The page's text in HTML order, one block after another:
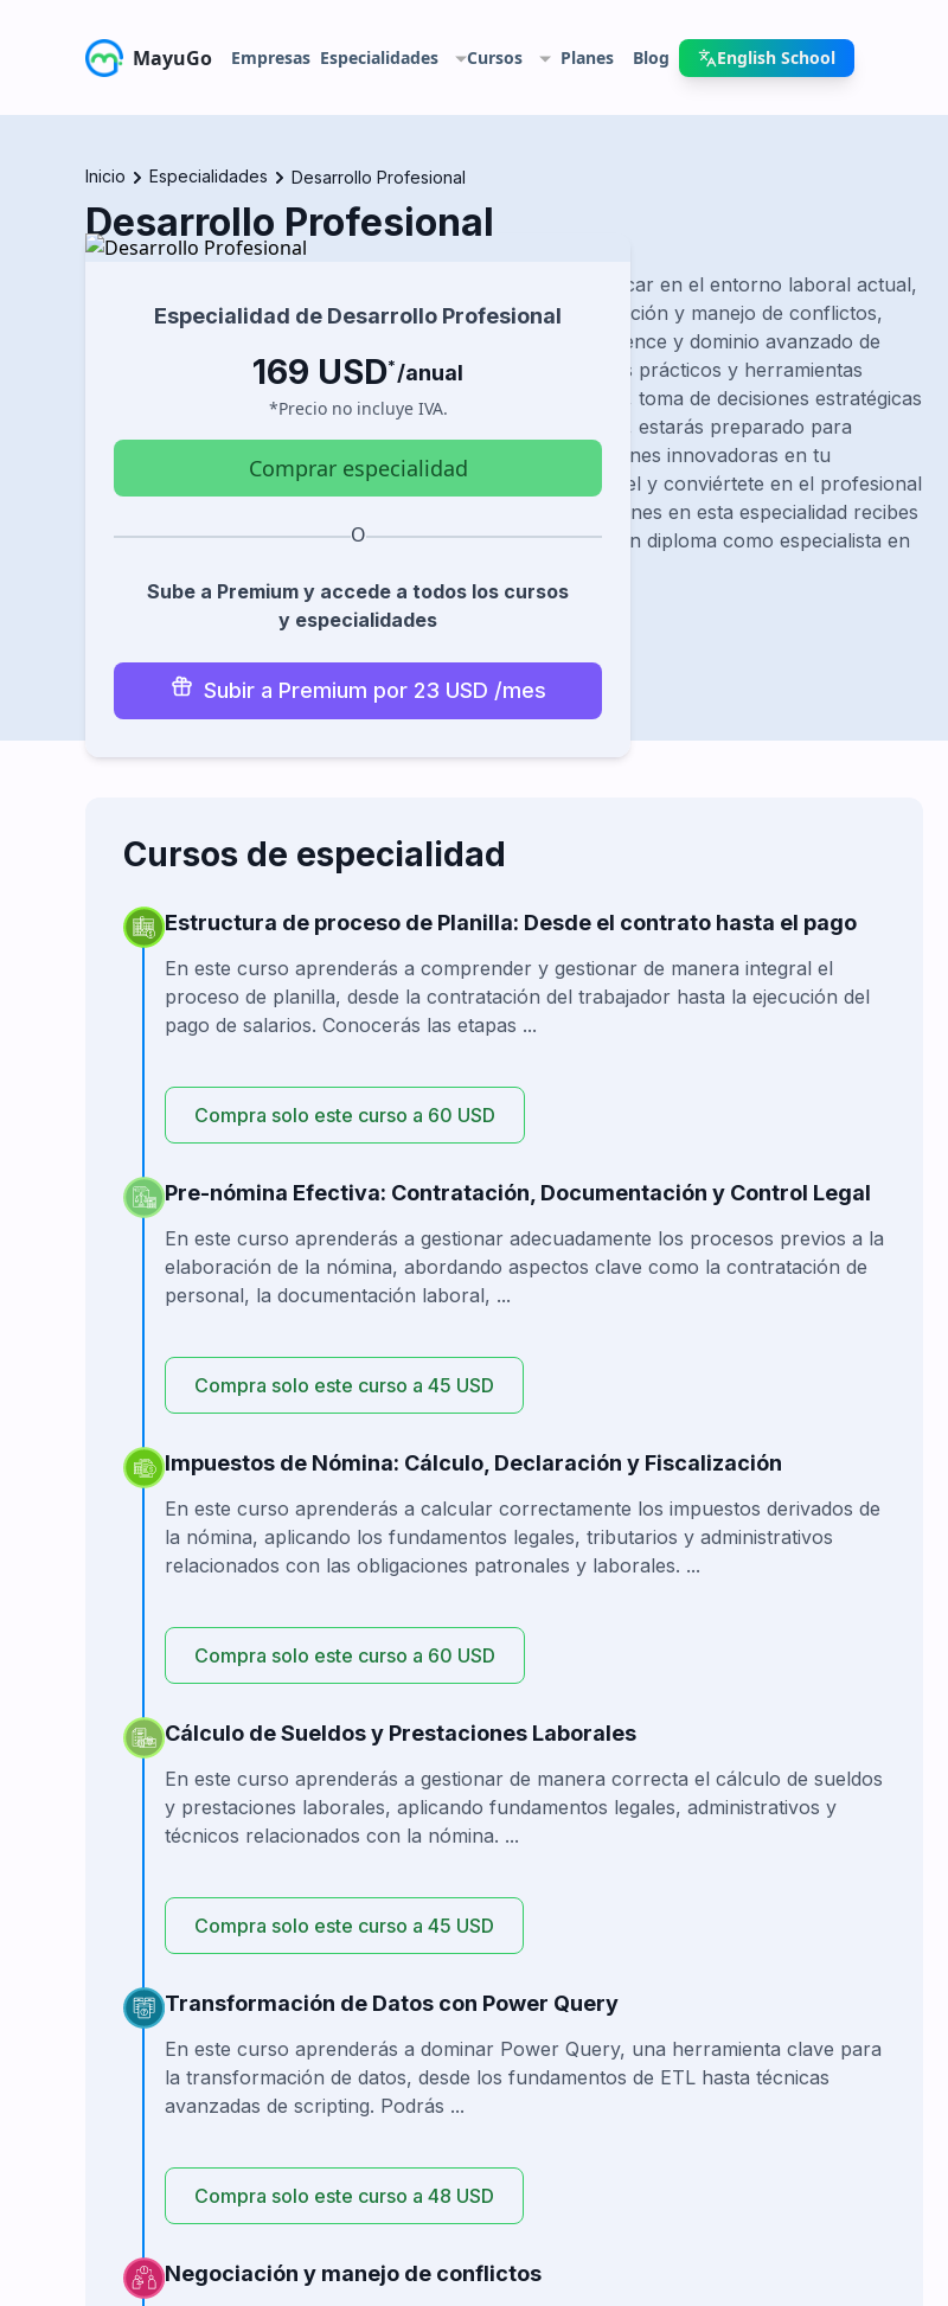
MayuGo Empresas Especialidades Cursos Planes Blog English School
Inicio Especialidades Desarrollo Profesional
Desarrollo Profesional
Desarrolla las habilidades esenciales que te permitirán destacar en el entorno laboral actual,
con esta especialidad aprenderas temas clave como negociación y manejo de conflictos,
transformación de datos con Power Query, business intelligence y dominio avanzado de
Excel para la administración de negocios. A través de cursos prácticos y herramientas
avanzadas, mejorarás tus competencias en análisis de datos, toma de decisiones estratégicas
y gestión efectiva de proyectos. Con certificación acreditada, estarás preparado para
enfrentar los desafíos del mercado laboral y aportar soluciones innovadoras en tu
organización. Lleva tu desarrollo profesional al siguiente nivel y conviértete en el profesional
que las empresas buscan, además por cada curso que termines en esta especialidad recibes
un certificado y por completar toda la especialidad recibes un diploma como especialista en
200 horas Certificado como especialista
*Certificaciones con respaldo aplica solo para suscripciones Gold.
Especialidad de Desarrollo Profesional
169 USD* /anual
*Precio no incluye IVA.
Comprar especialidad
O
Sube a Premium y accede a todos los cursos
y especialidades
Subir a Premium por 23 USD /mes
Cursos de especialidad
Estructura de proceso de Planilla: Desde el contrato hasta el pago
En este curso aprenderás a comprender y gestionar de manera integral el
proceso de planilla, desde la contratación del trabajador hasta la ejecución del
pago de salarios. Conocerás las etapas ...
Compra solo este curso a 60 USD
Pre-nómina Efectiva: Contratación, Documentación y Control Legal
En este curso aprenderás a gestionar adecuadamente los procesos previos a la
elaboración de la nómina, abordando aspectos clave como la contratación de
personal, la documentación laboral, ...
Compra solo este curso a 45 USD
Impuestos de Nómina: Cálculo, Declaración y Fiscalización
En este curso aprenderás a calcular correctamente los impuestos derivados de
la nómina, aplicando los fundamentos legales, tributarios y administrativos
relacionados con las obligaciones patronales y laborales. ...
Compra solo este curso a 60 USD
Cálculo de Sueldos y Prestaciones Laborales
En este curso aprenderás a gestionar de manera correcta el cálculo de sueldos
y prestaciones laborales, aplicando fundamentos legales, administrativos y
técnicos relacionados con la nómina. ...
Compra solo este curso a 45 USD
Transformación de Datos con Power Query
En este curso aprenderás a dominar Power Query, una herramienta clave para
la transformación de datos, desde los fundamentos de ETL hasta técnicas
avanzadas de scripting. Podrás ...
Compra solo este curso a 48 USD
Negociación y manejo de conflictos